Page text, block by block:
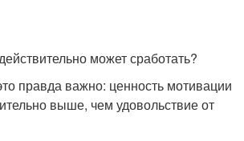
может сработать?
правда важно: ценность мотивации
выше, чем удовольствие от